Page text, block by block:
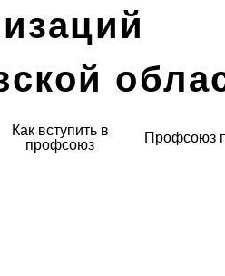
Как вступить в
профсоюз
Профсоюз